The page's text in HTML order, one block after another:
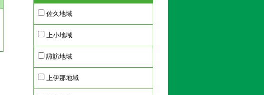
佐久地域
上小地域
諏訪地域
上伊那地域